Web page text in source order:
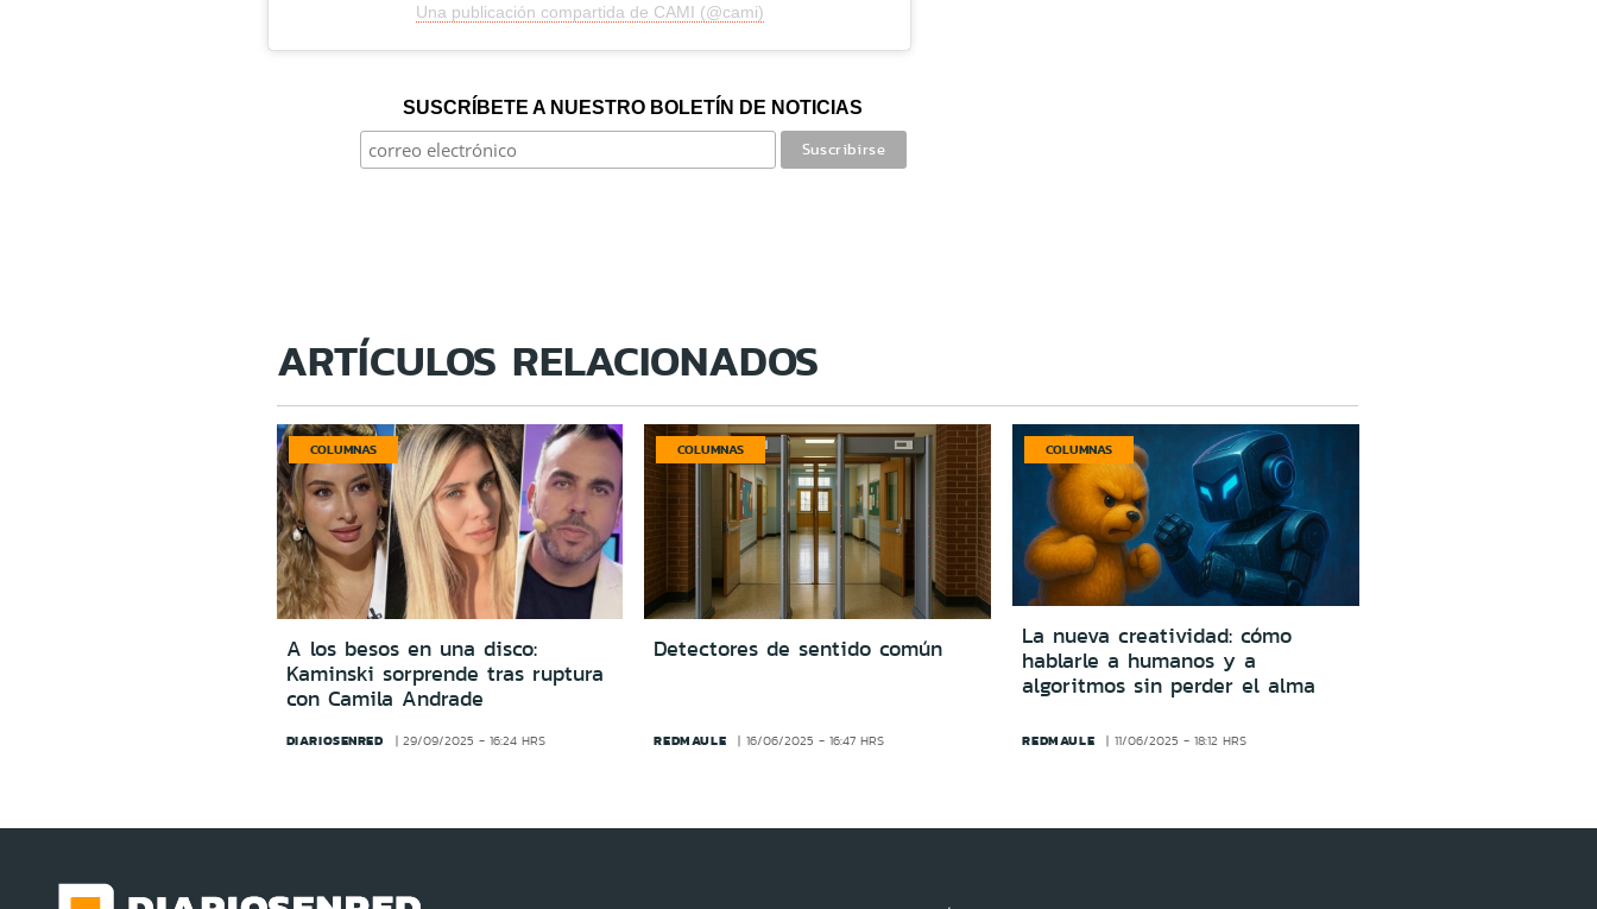
Una publicación compartida de CAMI (@cami)
SUSCRÍBETE A NUESTRO BOLETÍN DE NOTICIAS
ARTÍCULOS RELACIONADOS
COLUMNAS
A los besos en una disco:
Kaminski sorprende tras ruptura
con Camila Andrade
DIARIOSENRED 29/09/2025 - 16:24 HRS
COLUMNAS
Detectores de sentido común
REDMAULE 16/06/2025 - 16:47 HRS
COLUMNAS
La nueva creatividad: cómo
hablarle a humanos y a
algoritmos sin perder el alma
REDMAULE 11/06/2025 - 18:12 HRS